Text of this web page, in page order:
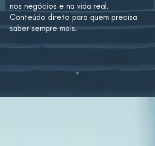
nos negócios e na vida real.
Conteúdo direto para quem precisa
saber sempre mais.